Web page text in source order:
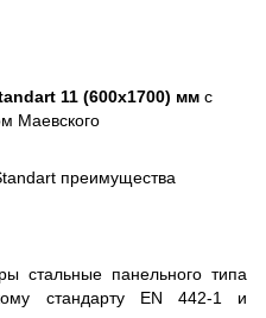
11 (600x1700) мм с
Маевского
стальные панельного типа
стандарту EN 442-1 и